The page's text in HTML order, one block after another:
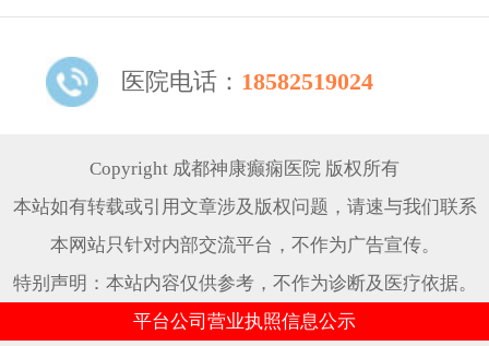
医院电话： 18582519024
Copyright 成都神康癫痫医院 版权所有
本站如有转载或引用文章涉及版权问题，请速与我们联系
本网站只针对内部交流平台，不作为广告宣传。
特别声明：本站内容仅供参考，不作为诊断及医疗依据。
平台公司营业执照信息公示